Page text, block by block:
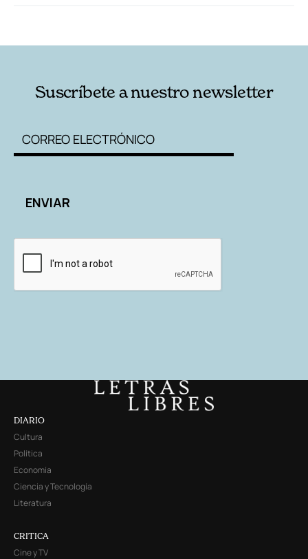
Suscríbete a nuestro newsletter
DIARIO
Cultura
Política
Economía
Ciencia y Tecnología
Literatura
CRITICA
Cine y TV